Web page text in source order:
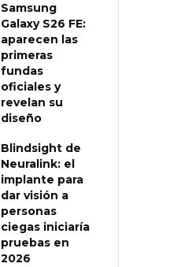
Samsung
Galaxy S26 FE:
aparecen las
primeras
fundas
oficiales y
revelan su
diseño
Blindsight de
Neuralink: el
implante para
dar visión a
personas
ciegas iniciaría
pruebas en
2026